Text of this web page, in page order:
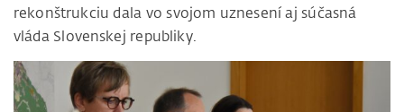
rekonštrukciu dala vo svojom uznesení aj súčasná
vláda Slovenskej republiky.